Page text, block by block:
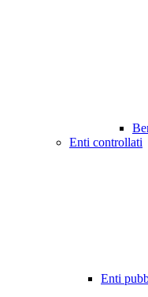
Enti controllati
Enti